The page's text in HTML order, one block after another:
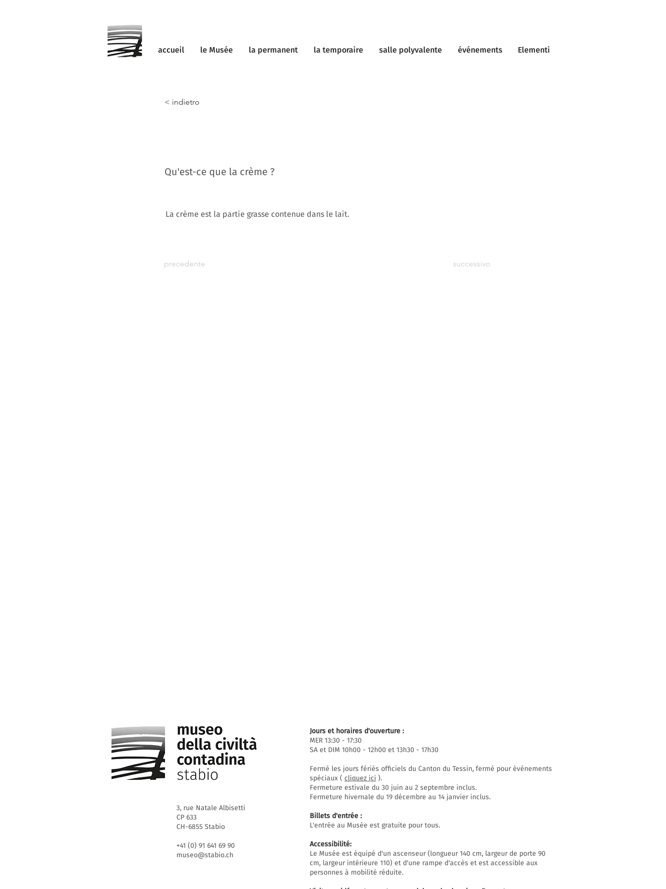
accueil le Musée la permanent la temporaire salle polyvalente événements Elementi
< indietro
Qu'est-ce que la crème ?
La crème est la partie grasse contenue dans le lait.
precedente successivo
3, rue Natale Albisetti
CP 633
CH-6855 Stabio
+41 (0) 91 641 69 90
museo@stabio.ch
Jours et horaires d'ouverture :
MER 13:30 - 17:30
SA et DIM 10h00 - 12h00 et 13h30 - 17h30
Fermé les jours fériés officiels du Canton du Tessin, fermé pour événements
spéciaux ( cliquez ici ).
Fermeture estivale du 30 juin au 2 septembre inclus.
Fermeture hivernale du 19 décembre au 14 janvier inclus.
Billets d'entrée :
L'entrée au Musée est gratuite pour tous.
Accessibilité:
Le Musée est équipé d'un ascenseur (longueur 140 cm, largeur de porte 90
cm, largeur intérieure 110) et d'une rampe d'accès et est accessible aux
personnes à mobilité réduite.